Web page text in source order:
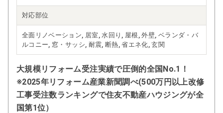
対応部位
全面リノベーション, 居室, 水回り, 屋根, 外壁, ベランダ・バ
ルコニー, 窓・サッシ, 耐震, 断熱, 省エネ化, 玄関
大規模リフォーム受注実績で圧倒的全国No.1！
※2025年リフォーム産業新聞調べ(500万円以上改修
工事受注数ランキングで住友不動産ハウジングが全
国第1位）